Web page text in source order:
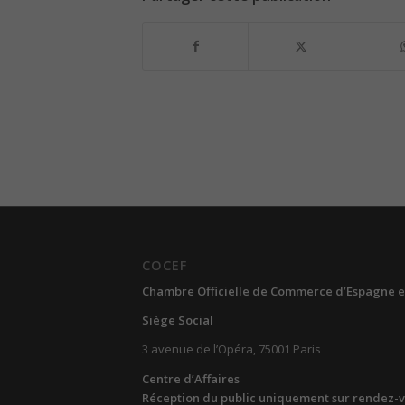
COCEF
Chambre Officielle de Commerce d’Espagne
Siège Social
3 avenue de l’Opéra, 75001 Paris
Centre d’Affaires
Réception du public uniquement sur rendez-